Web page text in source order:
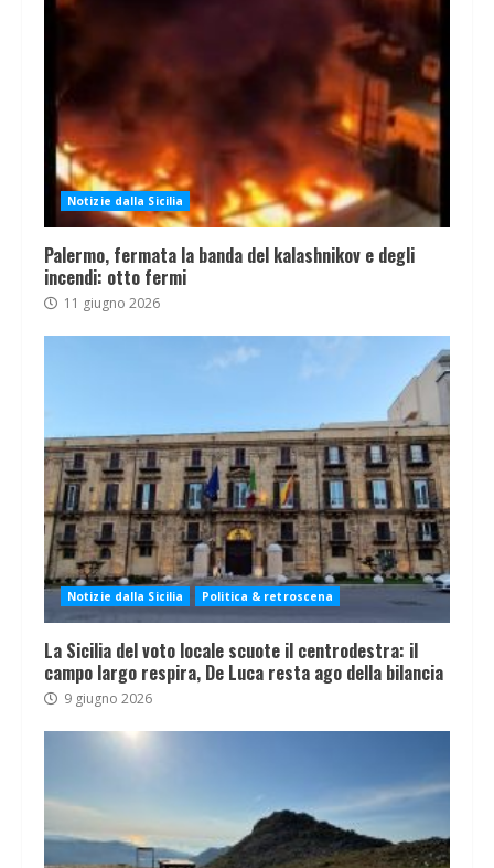
Notizie dalla Sicilia
Palermo, fermata la banda del kalashnikov e degli
incendi: otto fermi
11 giugno 2026
Notizie dalla Sicilia Politica & retroscena
La Sicilia del voto locale scuote il centrodestra: il
campo largo respira, De Luca resta ago della bilancia
9 giugno 2026